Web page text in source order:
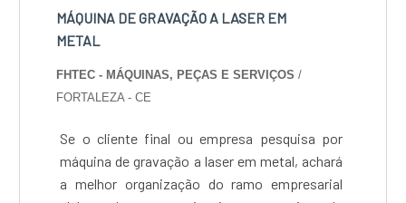
MÁQUINA DE GRAVAÇÃO A LASER EM
METAL
FHTEC - MÁQUINAS, PEÇAS E SERVIÇOS /
FORTALEZA - CE
Se o cliente final ou empresa pesquisa por
máquina de gravação a laser em metal, achará
a melhor organização do ramo empresarial